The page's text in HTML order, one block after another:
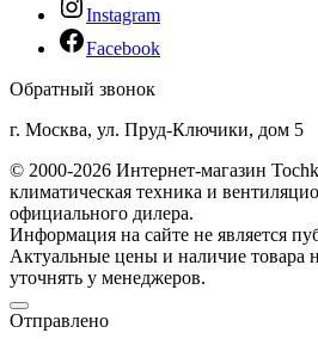
Instagram
Facebook
Обратный звонок
г. Москва, ул. Пруд-Ключики, дом 5
© 2000-2026 Интернет-магазин
климатическая техника и
официального дилера.
Информация на сайте не является
Актуальные цены и наличие товара
уточнять у менеджеров.
Отправлено